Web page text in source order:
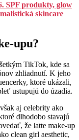
SPF produkty, glow
skincare
upu?
TikTok, kde sa
zhliadnutí. K jeho
ktoré ukázali,
ustupujú do úzadia.
aj celebrity ako
dlhodobo stavajú
že latte make-up
clean girl aesthetic,